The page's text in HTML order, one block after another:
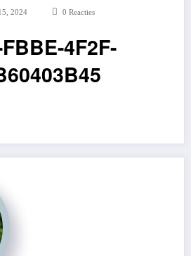
2024 0 Reacties
4F2F-